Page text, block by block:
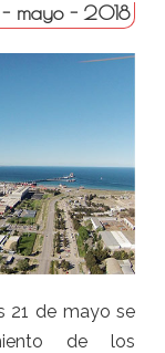
- mayo - 2018
21 de mayo se
de los